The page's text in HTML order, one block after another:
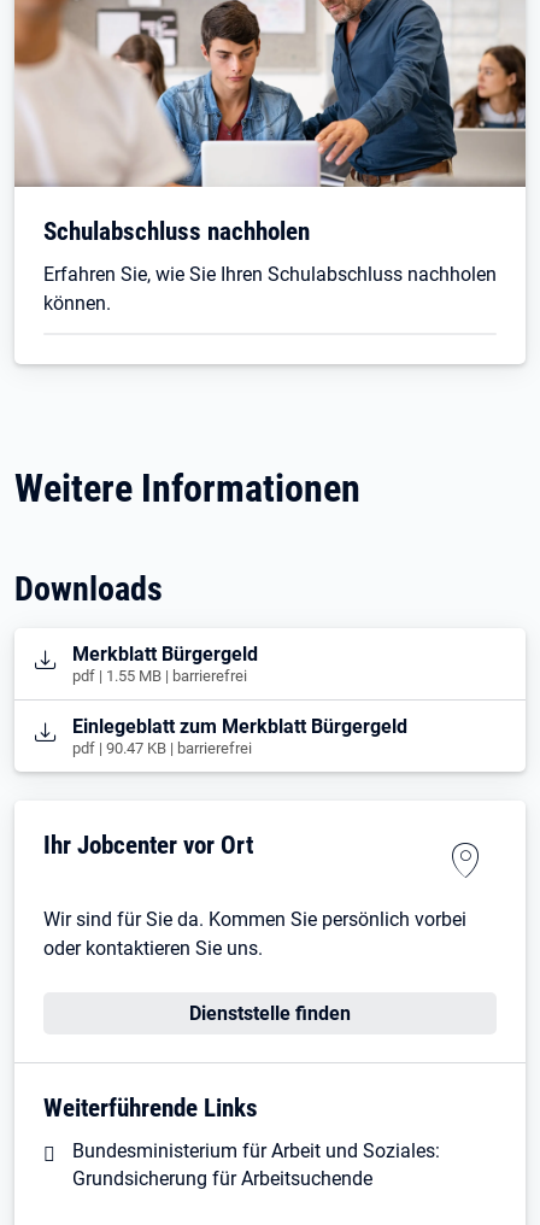
Schulabschluss nachholen
Erfahren Sie, wie Sie Ihren Schulabschluss nachholen
können.
Weitere Informationen
Downloads
Öffnet in neuem Tab
Merkblatt Bürgergeld
pdf | 1.55 MB | barrierefrei
Öffnet in neuem Tab
Einlegeblatt zum Merkblatt Bürgergeld
pdf | 90.47 KB | barrierefrei
Ihr Jobcenter vor Ort
Wir sind für Sie da. Kommen Sie persönlich vorbei
oder kontaktieren Sie uns.
Dienststelle finden
Weiterführende Links
Bundesministerium für Arbeit und Soziales:
Grundsicherung für Arbeitsuchende